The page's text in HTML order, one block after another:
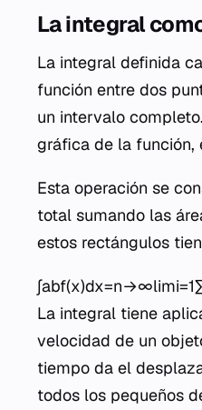
La integral
La integral definida
función entre dos
un intervalo
gráfica de la función,
Esta operación se
total sumando las
estos rectángulos
La integral tiene
velocidad de un
tiempo da el
todos los pequeños